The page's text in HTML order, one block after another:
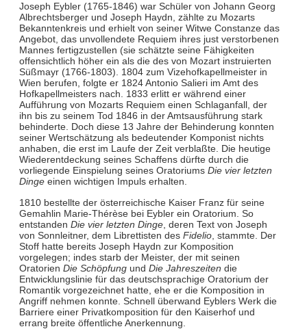
Joseph Eybler (1765-1846) war Schüler von Johann Georg
Albrechtsberger und Joseph Haydn, zählte zu Mozarts
Bekanntenkreis und erhielt von seiner Witwe Constanze das
Angebot, das unvollendete Requiem ihres just verstorbenen
Mannes fertigzustellen (sie schätzte seine Fähigkeiten
offensichtlich höher ein als die des von Mozart instruierten
Süßmayr (1766-1803). 1804 zum Vizehofkapellmeister in
Wien berufen, folgte er 1824 Antonio Salieri im Amt des
Hofkapellmeisters nach. 1833 erlitt er während einer
Aufführung von Mozarts Requiem einen Schlaganfall, der
ihn bis zu seinem Tod 1846 in der Amtsausführung stark
behinderte. Doch diese 13 Jahre der Behinderung konnten
seiner Wertschätzung als bedeutender Komponist nichts
anhaben, die erst im Laufe der Zeit verblaßte. Die heutige
Wiederentdeckung seines Schaffens dürfte durch die
vorliegende Einspielung seines Oratoriums Die vier letzten
Dingeeinen wichtigen Impuls erhalten.
1810 bestellte der österreichische Kaiser Franz für seine
Gemahlin Marie-Thérèse bei Eybler ein Oratorium. So
entstanden Die vier letzten Dinge, deren Text von Joseph
von Sonnleitner, dem Librettisten des Fidelio, stammte. Der
Stoff hatte bereits Joseph Haydn zur Komposition
vorgelegen; indes starb der Meister, der mit seinen
Oratorien Die Schöpfungund Die Jahreszeiten die
Entwicklungslinie für das deutschsprachige Oratorium der
Romantik vorgezeichnet hatte, ehe er die Komposition in
Angriff nehmen konnte. Schnell überwand Eyblers Werk die
Barriere einer Privatkomposition für den Kaiserhof und
errang breite öffentliche Anerkennung.